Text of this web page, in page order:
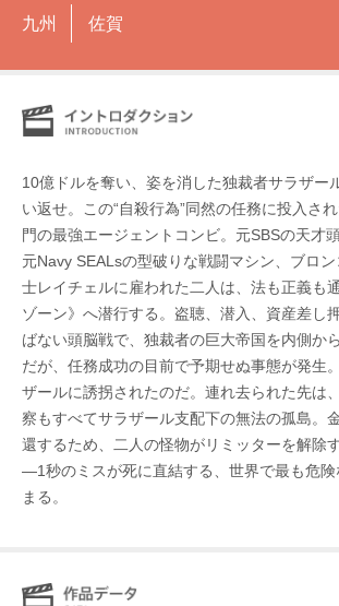
九州 佐賀
10億ドルを奪い、姿を消した独裁者サラザー
い返せ。この“自殺行為”同然の任務に投入さ
門の最強エージェントコンビ。元SBSの天才
元Navy SEALsの型破りな戦闘マシン、ブロ
士レイチェルに雇われた二人は、法も正義も
ゾーン》へ潜行する。盗聴、潜入、資産差
ばない頭脳戦で、独裁者の巨大帝国を内側か
だが、任務成功の目前で予期せぬ事態が発生
ザールに誘拐されたのだ。連れ去られた先は
察もすべてサラザール支配下の無法の孤島。
還するため、二人の怪物がリミッターを解除
―1秒のミスが死に直結する、世界で最も危
まる。